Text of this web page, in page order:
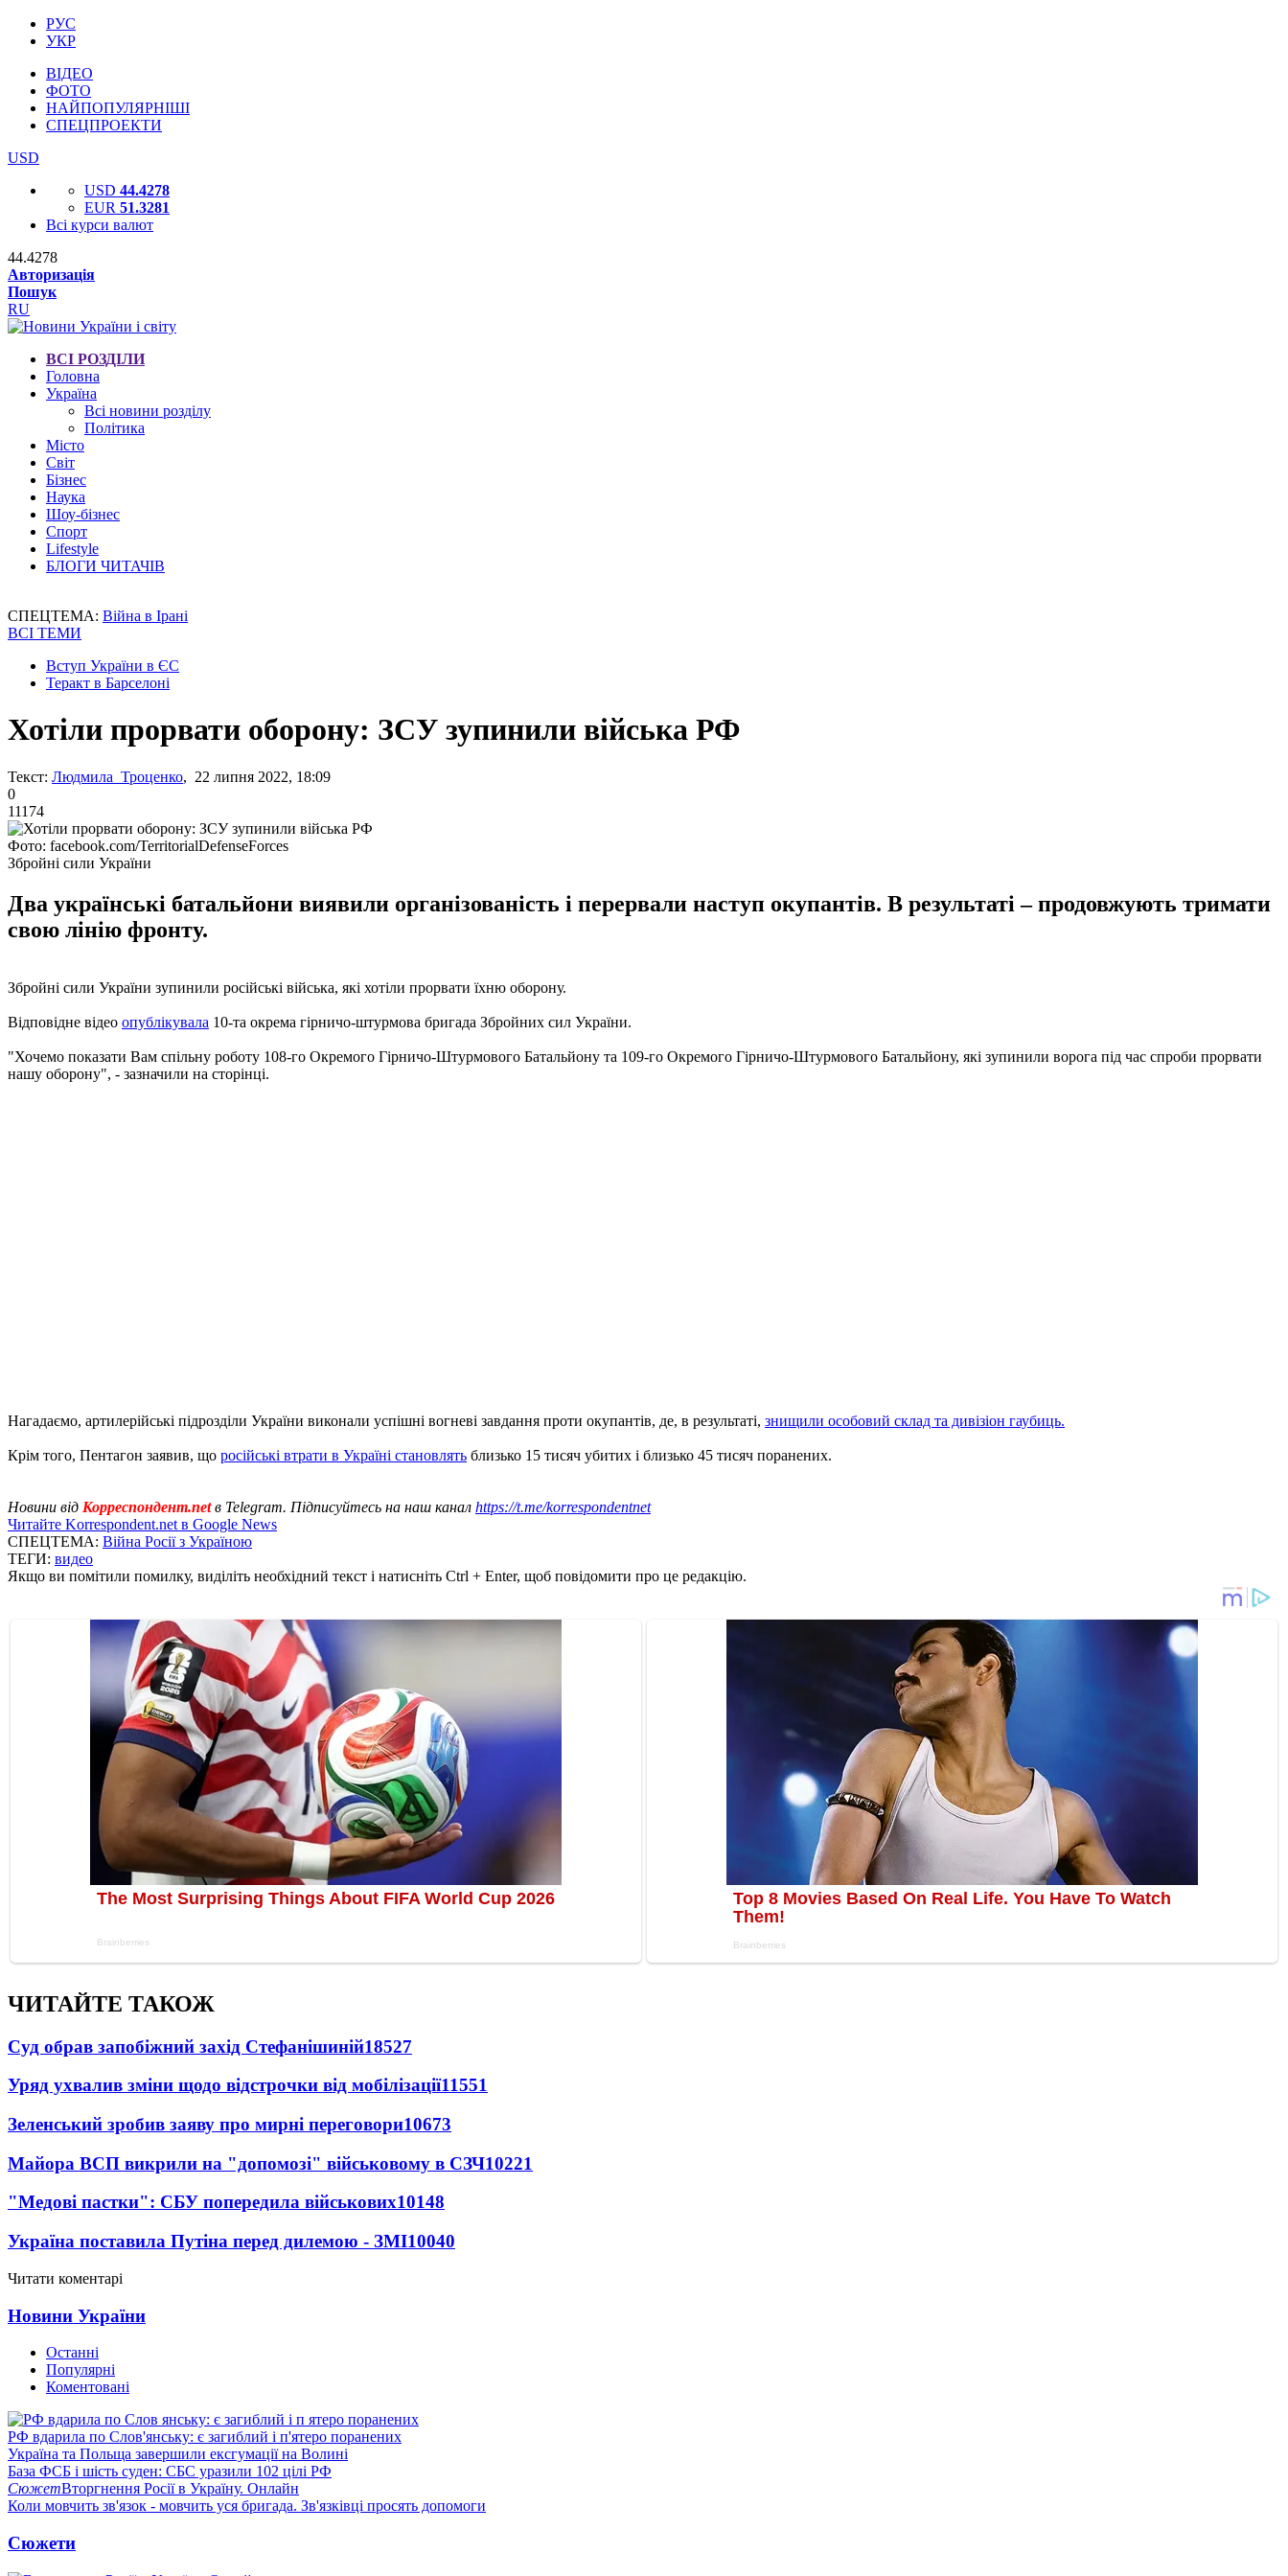
РУС
УКР
ВІДЕО
ФОТО
НАЙПОПУЛЯРНІШІ
СПЕЦПРОЕКТИ
USD
USD 44.4278
EUR 51.3281
Всі курси валют
44.4278
Авторизація
Пошук
RU
ВСІ РОЗДІЛИ
Головна
Україна
Всі новини розділу
Політика
Місто
Світ
Бізнес
Наука
Шоу-бізнес
Спорт
Lifestyle
БЛОГИ ЧИТАЧІВ
СПЕЦТЕМА: Війна в Ірані
ВСІ ТЕМИ
Вступ України в ЄС
Теракт в Барселоні
Хотіли прорвати оборону: ЗСУ зупинили війська РФ
Текст: Людмила Троценко, 22 липня 2022, 18:09
0
11174
Фото: facebook.com/TerritorialDefenseForces
Збройні сили України
Два українські батальйони виявили організованість і перервали наступ окупантів. В результаті – продовжують тримати
свою лінію фронту.
Збройні сили України зупинили російські війська, які хотіли прорвати їхню оборону.
Відповідне відео опублікувала 10-та окрема гірничо-штурмова бригада Збройних сил України.
"Хочемо показати Вам спільну роботу 108-го Окремого Гірничо-Штурмового Батальйону та 109-го Окремого Гірничо-Штурмового Батальйону, які зупинили ворога під час спроби прорвати
нашу оборону", - зазначили на сторінці.
Нагадаємо, артилерійські підрозділи України виконали успішні вогневі завдання проти окупантів, де, в результаті, знищили особовий склад та дивізіон гаубиць.
Крім того, Пентагон заявив, що російські втрати в Україні становлять близько 15 тисяч убитих і близько 45 тисяч поранених.
Новини від Корреспондент.netв Telegram. Підписуйтесь на наш канал https://t.me/korrespondentnet
Читайте Korrespondent.net в Google News
СПЕЦТЕМА: Війна Росії з Україною
ТЕГИ: видео
Якщо ви помітили помилку, виділіть необхідний текст і натисніть Ctrl + Enter, щоб повідомити про це редакцію.
ЧИТАЙТЕ ТАКОЖ
Суд обрав запобіжний захід Стефанішиній18527
Уряд ухвалив зміни щодо відстрочки від мобілізації11551
Зеленський зробив заяву про мирні переговори10673
Майора ВСП викрили на "допомозі" військовому в СЗЧ10221
"Медові пастки": СБУ попередила військових10148
Україна поставила Путіна перед дилемою - ЗМІ10040
Читати коментарі
Новини України
Останні
Популярні
Коментовані
РФ вдарила по Слов'янську: є загиблий і п'ятеро поранених
Україна та Польща завершили ексгумації на Волині
База ФСБ і шість суден: СБС уразили 102 цілі РФ
СюжетВторгнення Росії в Україну. Онлайн
Коли мовчить зв'язок - мовчить уся бригада. Зв'язківці просять допомоги
Сюжети